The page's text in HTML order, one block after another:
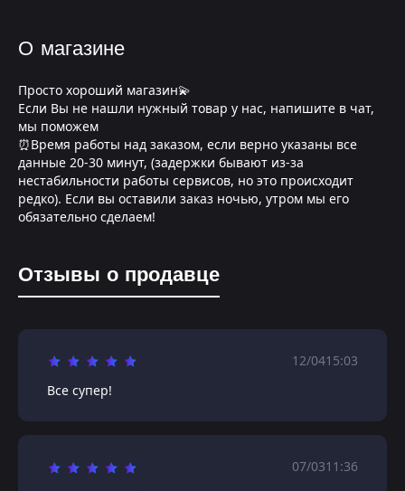
О магазине
Просто хороший магазин💫
Если Вы не нашли нужный товар у нас, напишите в чат,
мы поможем
⏰Время работы над заказом, если верно указаны все
данные 20-30 минут, (задержки бывают из-за
нестабильности работы сервисов, но это происходит
редко). Если вы оставили заказ ночью, утром мы его
обязательно сделаем!
Отзывы о продавце
12/0415:03
Все супер!
07/0311:36